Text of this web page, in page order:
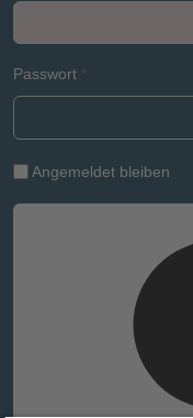
Passwort *
Angemeldet bleiben